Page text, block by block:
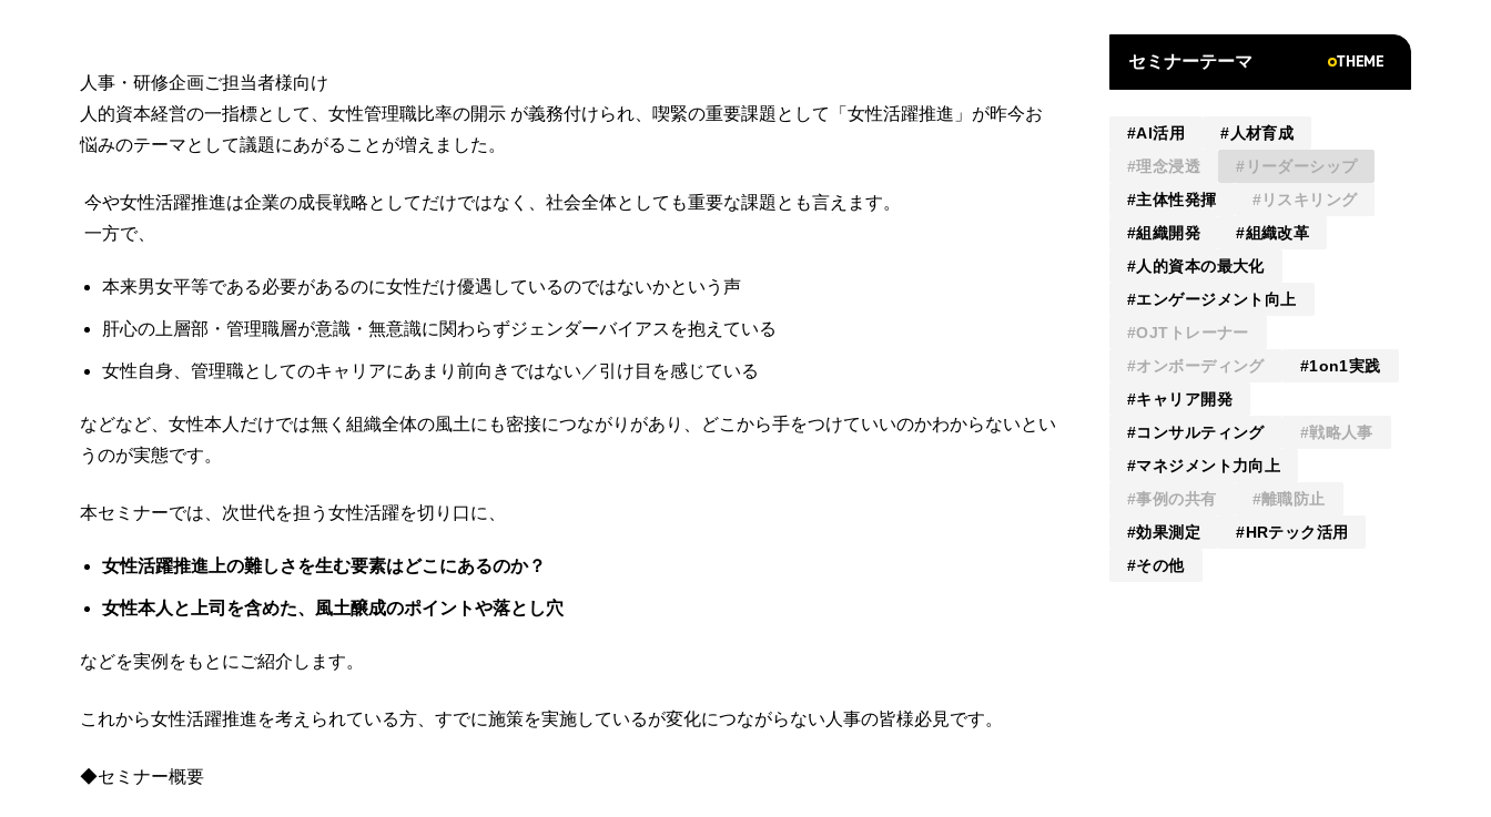
人事・研修企画ご担当者様向け
人的資本経営の一指標として、女性管理職比率の開示 が義務付けられ、喫緊の重要課題として「女性活躍推進」が昨今お
悩みのテーマとして議題にあがることが増えました。
今や女性活躍推進は企業の成長戦略としてだけではなく、社会全体としても重要な課題とも言えます。
一方で、
本来男女平等である必要があるのに女性だけ優遇しているのではないかという声
肝心の上層部・管理職層が意識・無意識に関わらずジェンダーバイアスを抱えている
女性自身、管理職としてのキャリアにあまり前向きではない／引け目を感じている
などなど、女性本人だけでは無く組織全体の風土にも密接につながりがあり、どこから手をつけていいのかわからないとい
うのが実態です。
本セミナーでは、次世代を担う女性活躍を切り口に、
女性活躍推進上の難しさを生む要素はどこにあるのか？
女性本人と上司を含めた、風土醸成のポイントや落とし穴
などを実例をもとにご紹介します。
これから女性活躍推進を考えられている方、すでに施策を実施しているが変化につながらない人事の皆様必見です。
◆セミナー概要
セミナーテーマ THEME
AI活用
人材育成
理念浸透
リーダーシップ
主体性発揮
リスキリング
組織開発
組織改革
人的資本の最大化
エンゲージメント向上
OJTトレーナー
オンボーディング
1on1実践
キャリア開発
コンサルティング
戦略人事
マネジメント力向上
事例の共有
離職防止
効果測定
HRテック活用
その他